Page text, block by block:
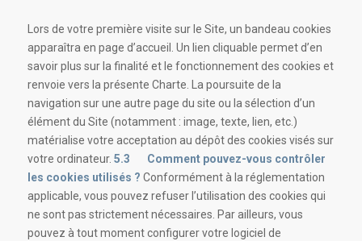
Lors de votre première visite sur le Site, un bandeau cookies
apparaîtra en page d’accueil. Un lien cliquable permet d’en
savoir plus sur la finalité et le fonctionnement des cookies et
renvoie vers la présente Charte. La poursuite de la
navigation sur une autre page du site ou la sélection d’un
élément du Site (notamment : image, texte, lien, etc.)
matérialise votre acceptation au dépôt des cookies visés sur
votre ordinateur. 5.3 Comment pouvez-vous contrôler
les cookies utilisés ? Conformément à la réglementation
applicable, vous pouvez refuser l’utilisation des cookies qui
ne sont pas strictement nécessaires. Par ailleurs, vous
pouvez à tout moment configurer votre logiciel de